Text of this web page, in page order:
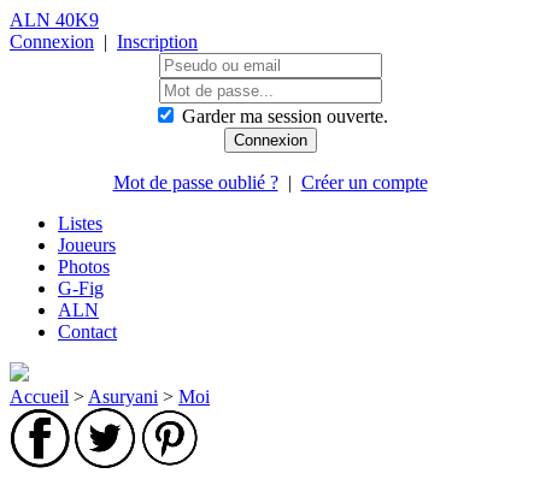
ALN 40K9
Connexion | Inscription
Garder ma session ouverte.
Mot de passe oublié ?| Créer un compte
Listes
Joueurs
Photos
G-Fig
ALN
Contact
Accueil > Asuryani > Moi